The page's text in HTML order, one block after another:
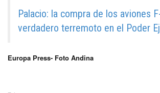
Palacio: la compra de los aviones
verdadero terremoto en el Poder
Europa Press- Foto Andina